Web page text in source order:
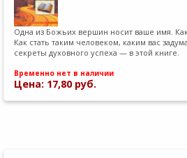
Одна из Божьих вершин носит ваше имя.
Как стать таким человеком, каким вас
секреты духовного успеха — в этой книге.
Временно нет в наличии
Цена: 17,80 руб.